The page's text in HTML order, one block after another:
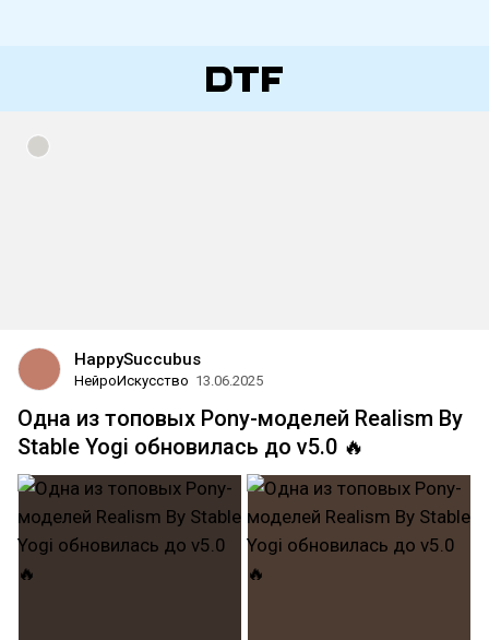
HappySuccubus
НейроИскусство 13.06.2025
Одна из топовых Pony-моделей Realism By
Stable Yogi обновилась до v5.0 🔥